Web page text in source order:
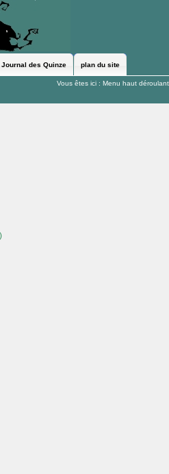
Journal des Quinze plan du site
Vous êtes ici :Menu haut